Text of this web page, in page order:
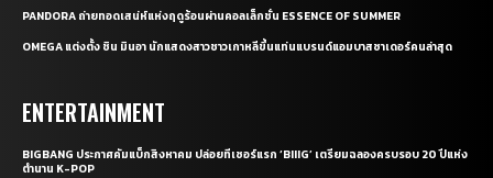
PANDORA ถ่ายทอดเสน่ห์แห่งฤดูร้อนผ่านคอลเล็กชั่น ESSENCE OF SUMMER
OMEGA แต่งตั้ง ชิน มินอา นักแสดงสาวชาวเกาหลีขึ้นแท่นแบรนด์แอมบาสซาเดอร์คนล่าสุด
ENTERTAINMENT
BIGBANG ประกาศคัมแบ็กสิงหาคม ปล่อยทีเซอร์แรก ‘BIIIG’ เตรียมฉลองครบรอบ 20 ปีแห่ง
ตำนาน K-POP